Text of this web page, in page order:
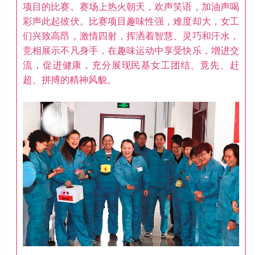
项目的比赛。赛场上热火朝天，欢声笑语，加油声喝
彩声此起彼伏。比赛项目趣味性强，难度却大，女工
们兴致高昂，激情四射，挥洒着智慧、灵巧和汗水，
竞相展示不凡身手，在趣味运动中享受快乐，增进交
流，促进健康，充分展现民基女工团结、竟先、赶
超、拼搏的精神风貌。